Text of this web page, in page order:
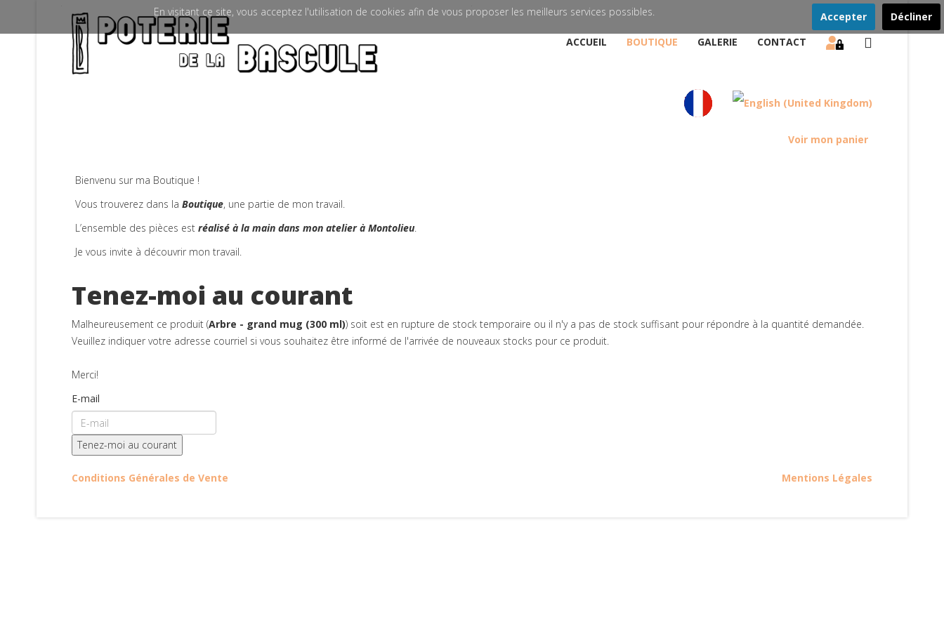
ACCUEIL BOUTIQUE GALERIE CONTACT
Voir mon panier
Bienvenu sur ma Boutique !
Vous trouverez dans la Boutique, une partie de mon travail.
L’ensemble des pièces est réalisé à la main dans mon atelier à Montolieu.
Je vous invite à découvrir mon travail.
Tenez-moi au courant
Malheureusement ce produit (Arbre - grand mug (300 ml)) soit est en rupture de stock temporaire ou il n'y a pas de stock suffisant pour répondre à la quantité demandée.
Veuillez indiquer votre adresse courriel si vous souhaitez être informé de l'arrivée de nouveaux stocks pour ce produit.
Merci!
E-mail
Conditions Générales de Vente Mentions Légales
En visitant ce site, vous acceptez l'utilisation de cookies afin de vous proposer les meilleurs services possibles. Accepter Décliner